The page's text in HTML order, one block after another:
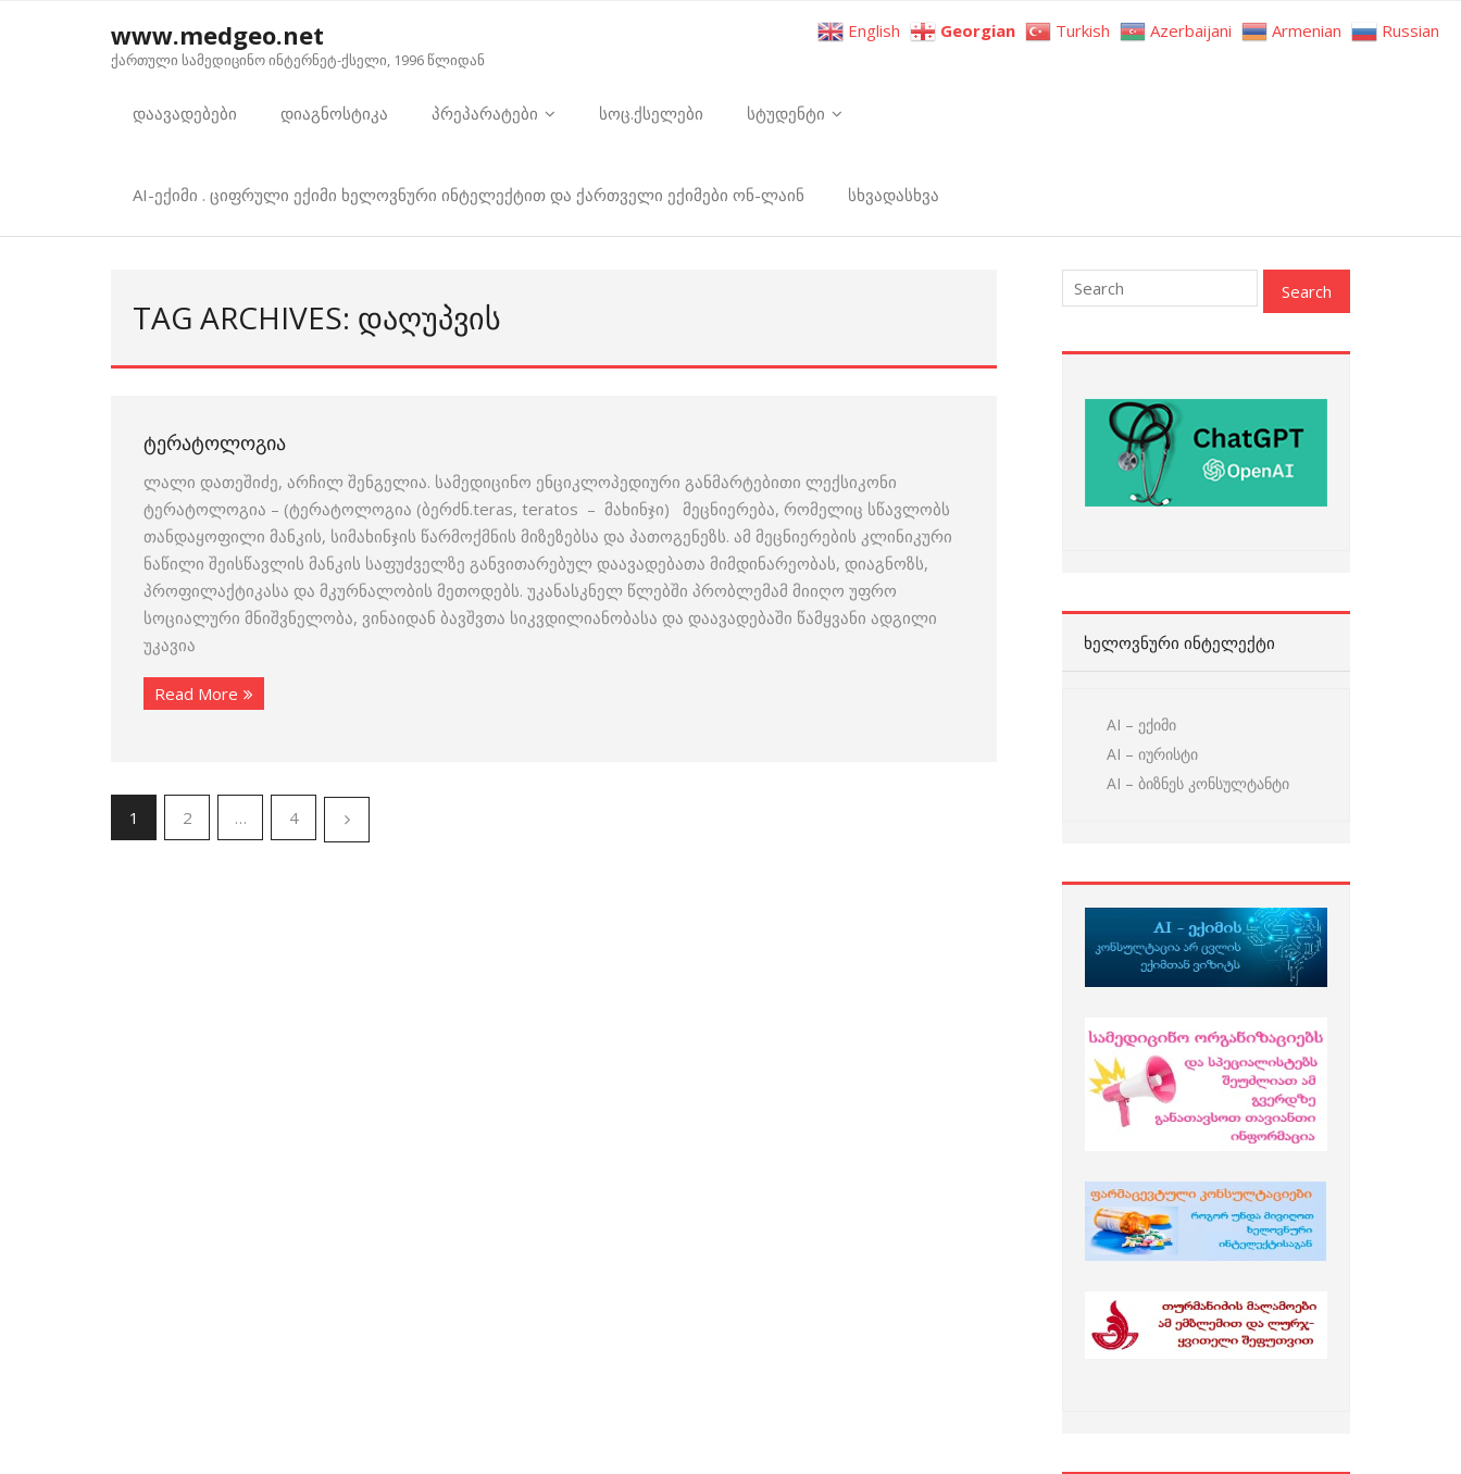
www.medgeo.net
ქართული სამედიცინო ინტერნეტ-ქსელი, 1996 წლიდან
დაავადებები დიაგნოსტიკა პრეპარატები სოც.ქსელები სტუდენტი
AI-ექიმი . ციფრული ექიმი ხელოვნური ინტელექტით და ქართველი ექიმები ონ-ლაინ სხვადასხვა
TAG ARCHIVES: ᲓᲐᲦᲣᲞᲕᲘᲡ
ᲢᲔᲠᲐᲢᲝᲚᲝᲒᲘᲐ
ლალი დათეშიძე, არჩილ შენგელია. სამედიცინო ენციკლოპედიური განმარტებითი ლექსიკონი
ტერატოლოგია – (ტერატოლოგია (ბერძნ.teras, teratos – მახინჯი) მეცნიერება, რომელიც სწავლობს
თანდაყოფილი მანკის, სიმახინჯის წარმოქმნის მიზეზებსა და პათოგენეზს. ამ მეცნიერების კლინიკური
ნაწილი შეისწავლის მანკის საფუძველზე განვითარებულ დაავადებათა მიმდინარეობას, დიაგნოზს,
პროფილაქტიკასა და მკურნალობის მეთოდებს. უკანასკნელ წლებში პრობლემამ მიიღო უფრო
სოციალური მნიშვნელობა, ვინაიდან ბავშვთა სიკვდილიანობასა და დაავადებაში წამყვანი ადგილი
უკავია
Read More
1 2 … 4
ᲮᲔᲚᲝᲕᲜᲣᲠᲘ ᲘᲜᲢᲔᲚᲔᲥᲢᲘ
AI – ექიმი
AI – იურისტი
AI – ბიზნეს კონსულტანტი
English Georgian Turkish Azerbaijani Armenian Russian